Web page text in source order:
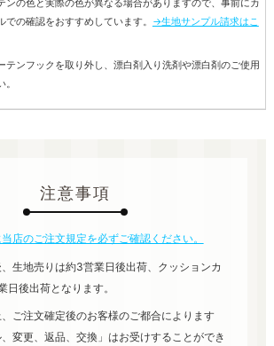
ンの色と実際の色が異なる場合がありますので、事前にカ
での確認をおすすめしています。 →生地サンプル請求はこ
テンフックを取り外し、漂白剤入り洗剤や漂白剤のご使用
注意事項
店のご注文規定を必ずご確認ください。
生地売りは約3営業日後出荷、クッションカ
日後出荷となります。
ご注文確定後のお客様のご都合によります
、変更、返品、交換」はお受けすることができ